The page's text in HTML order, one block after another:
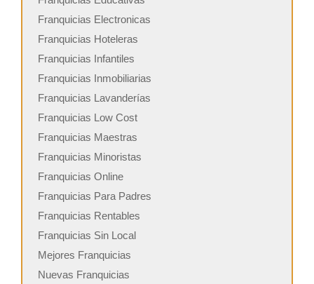
Franquicias Electronicas
Franquicias Hoteleras
Franquicias Infantiles
Franquicias Inmobiliarias
Franquicias Lavanderías
Franquicias Low Cost
Franquicias Maestras
Franquicias Minoristas
Franquicias Online
Franquicias Para Padres
Franquicias Rentables
Franquicias Sin Local
Mejores Franquicias
Nuevas Franquicias